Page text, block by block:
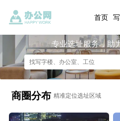
首页
专业选址服务，助
商圈分布 精准定位选址区域